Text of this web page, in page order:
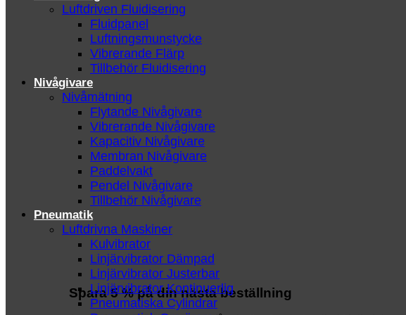
Spara 5 % på din nästa beställning
Luftdriven Fluidisering
Fluidpanel
Luftningsmunstycke
Vibrerande Flärp
Tillbehör Fluidisering
Nivågivare
Nivåmätning
Flytande Nivågivare
Vibrerande Nivågivare
Kapacitiv Nivågivare
Membran Nivågivare
Paddelvakt
Pendel Nivågivare
Tillbehör Nivågivare
Pneumatik
Luftdrivna Maskiner
Kulvibrator
Linjärvibrator Dämpad
Linjärvibrator Justerbar
Linjärvibrator Kontinuerlig
Pneumatiska Cylindrar